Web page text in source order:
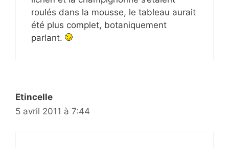
roulés dans la mousse, le tableau aurait
été plus complet, botaniquement
parlant.
Etincelle
5 avril 2011 à 7:44